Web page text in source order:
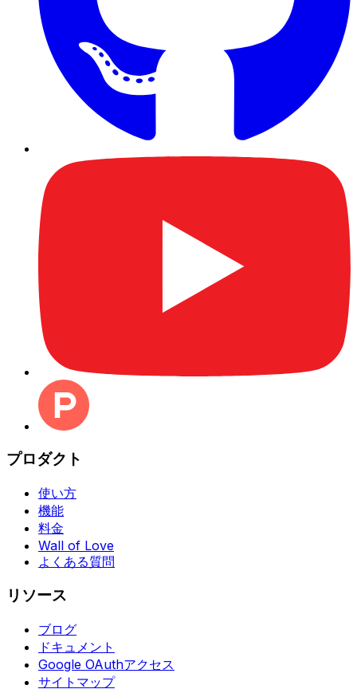
プロダクト
使い方
機能
料金
Wall of Love
よくある質問
リソース
ブログ
ドキュメント
Google OAuthアクセス
サイトマップ